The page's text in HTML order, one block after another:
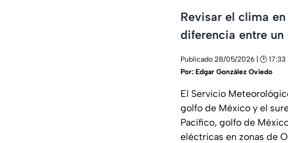
Revisar el clima
diferencia entre
Publicado 28/05/2026 | 🕑 17:33
Por: Edgar González Oviedo
El Servicio
golfo de México y el
Pacífico, golfo de
eléctricas en zonas de